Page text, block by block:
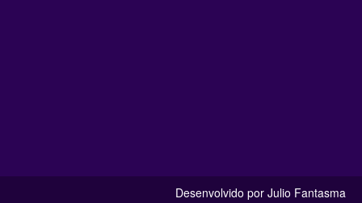
Desenvolvido por Julio Fantasma